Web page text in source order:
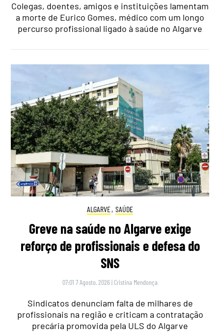
Colegas, doentes, amigos e instituições lamentam
a morte de Eurico Gomes, médico com um longo
percurso profissional ligado à saúde no Algarve
ALGARVE, SAÚDE
Greve na saúde no Algarve exige
reforço de profissionais e defesa do
SNS
07:01 7 Agosto, 2026 | Cristina Mendonça
Sindicatos denunciam falta de milhares de
profissionais na região e criticam a contratação
precária promovida pela ULS do Algarve